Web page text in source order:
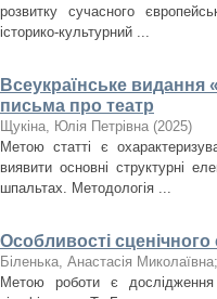
розвитку сучасного
історико-культурний ...
Всеукраїнське видання
письма про театр
Щукіна, Юлія Петрівна (2025)
Метою статті є
виявити основні структурні
шпальтах. Методологія ...
Особливості
Біленька, Анастасія Миколаївна;
Метою роботи є дослідження